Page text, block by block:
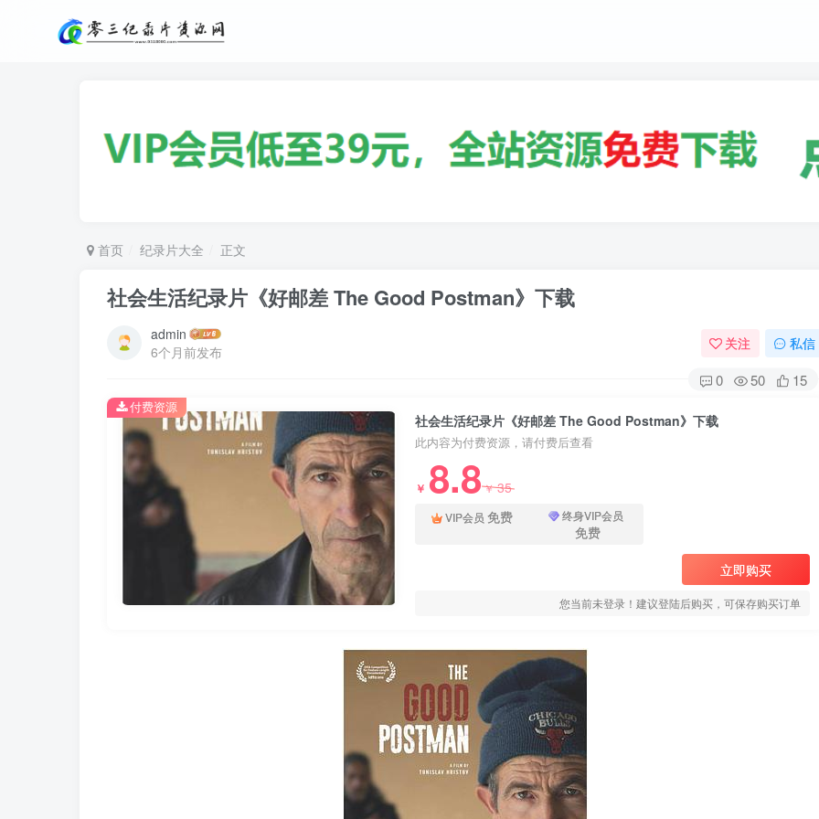
首页 纪录片大全 正文
社会生活纪录片《好邮差 The Good Postman》下载
admin
6个月前发布
关注 私信
0 50 15
社会生活纪录片《好邮差 The Good Postman》下载
此内容为付费资源，请付费后查看
￥ 8.8￥35
VIP会员 免费 终身VIP会员
免费
立即购买
您当前未登录！建议登陆后购买，可保存购买订单
付费资源